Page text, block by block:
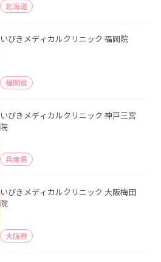
北海道
いびきメディカルクリニック 福岡院
福岡県
いびきメディカルクリニック 神戸三宮
院
兵庫県
いびきメディカルクリニック 大阪梅田
院
大阪府